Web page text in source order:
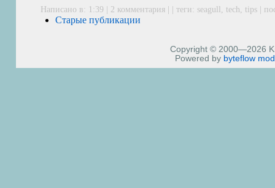
Написано в: 1:39 | 2 комментария | | теги: seagull tech tips |
Старые публикации
Copyright © 2000—2026
Powered by byteflow